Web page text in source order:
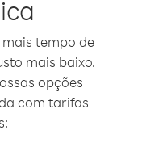
tempo de
mais baixo.
opções
com tarifas